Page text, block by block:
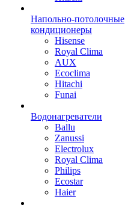
Напольно-потолочные
кондиционеры
Hisense
Royal Clima
AUX
Ecoclima
Hitachi
Funai
Водонагреватели
Ballu
Zanussi
Electrolux
Royal Clima
Philips
Ecostar
Haier